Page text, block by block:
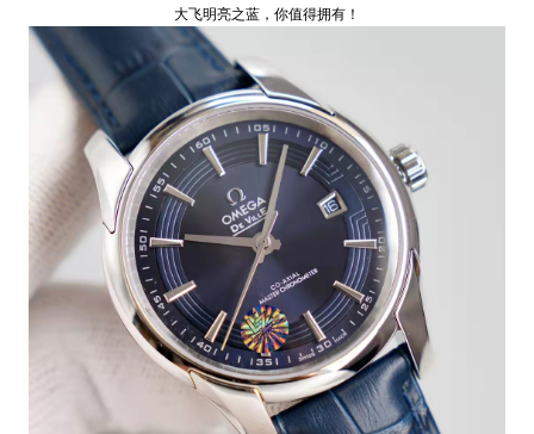
大飞明亮之蓝，你值得拥有！